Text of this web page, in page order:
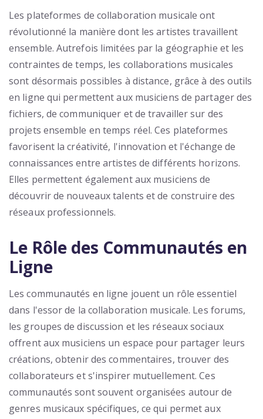
Les plateformes de collaboration musicale ont
révolutionné la manière dont les artistes travaillent
ensemble. Autrefois limitées par la géographie et les
contraintes de temps, les collaborations musicales
sont désormais possibles à distance, grâce à des outils
en ligne qui permettent aux musiciens de partager des
fichiers, de communiquer et de travailler sur des
projets ensemble en temps réel. Ces plateformes
favorisent la créativité, l'innovation et l'échange de
connaissances entre artistes de différents horizons.
Elles permettent également aux musiciens de
découvrir de nouveaux talents et de construire des
réseaux professionnels.
Le Rôle des Communautés en
Ligne
Les communautés en ligne jouent un rôle essentiel
dans l'essor de la collaboration musicale. Les forums,
les groupes de discussion et les réseaux sociaux
offrent aux musiciens un espace pour partager leurs
créations, obtenir des commentaires, trouver des
collaborateurs et s'inspirer mutuellement. Ces
communautés sont souvent organisées autour de
genres musicaux spécifiques, ce qui permet aux